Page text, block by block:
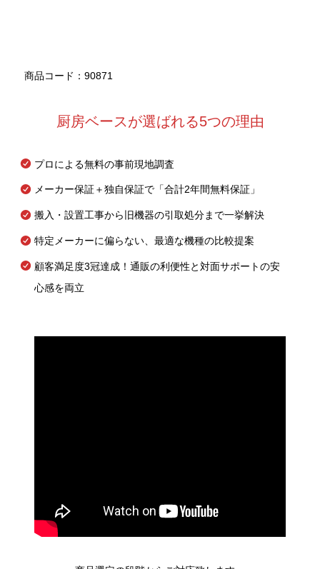
商品コード：90871
厨房ベースが選ばれる5つの理由
プロによる無料の事前現地調査
メーカー保証＋独自保証で「合計2年間無料保証」
搬入・設置工事から旧機器の引取処分まで一挙解決
特定メーカーに偏らない、最適な機種の比較提案
顧客満足度3冠達成！通販の利便性と対面サポートの安
心感を両立